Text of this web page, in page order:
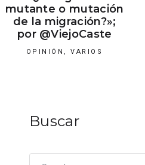
mutante o mutación
de la migración?»;
por @ViejoCaste
OPINIÓN ,VARIOS
Buscar